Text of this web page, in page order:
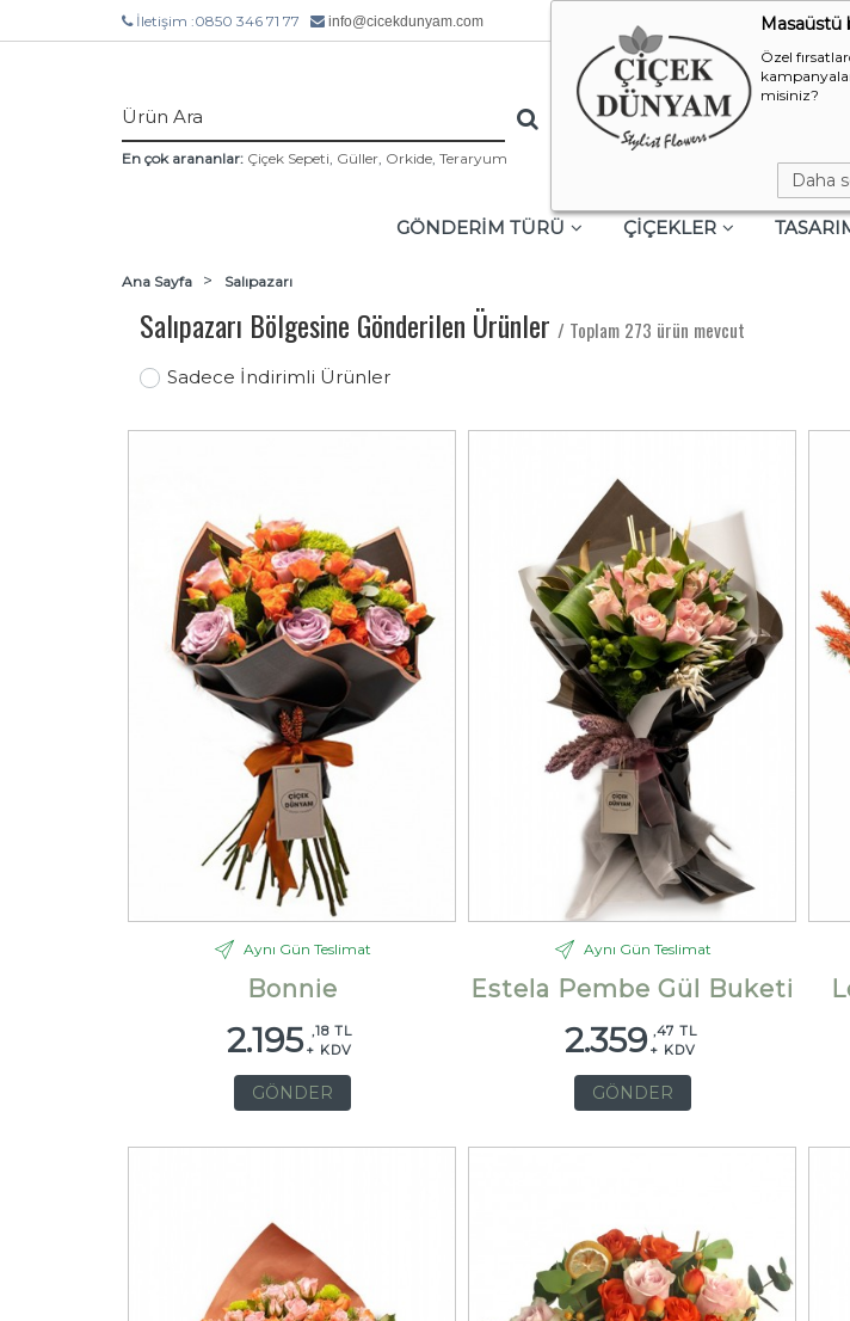
Masaüstü
Özel
misiniz?
Daha
İletişim :0850 346 71 77 info@cicekdunyam.com
En çok arananlar: Çiçek Sepeti, Güller, Orkide, Teraryum
GÖNDERİM TÜRÜ ÇİÇEKLER
Ana Sayfa Salıpazarı
Salıpazarı Bölgesine Gönderilen Ürünler / Toplam 273 ürün mevcut
Sadece İndirimli Ürünler
Aynı Gün Teslimat
Bonnie
2.195 ,18 TL
+ KDV
GÖNDER
Aynı Gün Teslimat
Estela Pembe Gül Buketi
2.359 ,47 TL
+ KDV
GÖNDER